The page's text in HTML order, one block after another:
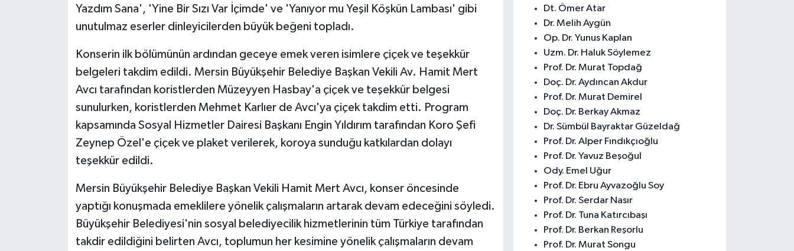
Yazdım Sana', 'Yine Bir Sızı Var İçimde' ve 'Yanıyor mu Yeşil Köşkün Lambası' gibi
unutulmaz eserler dinleyicilerden büyük beğeni topladı.
Konserin ilk bölümünün ardından geceye emek veren isimlere çiçek ve teşekkür
belgeleri takdim edildi. Mersin Büyükşehir Belediye Başkan Vekili Av. Hamit Mert
Avcı tarafından koristlerden Müzeyyen Hasbay'a çiçek ve teşekkür belgesi
sunulurken, koristlerden Mehmet Karlıer de Avcı'ya çiçek takdim etti. Program
kapsamında Sosyal Hizmetler Dairesi Başkanı Engin Yıldırım tarafından Koro Şefi
Zeynep Özel'e çiçek ve plaket verilerek, koroya sunduğu katkılardan dolayı
teşekkür edildi.
Mersin Büyükşehir Belediye Başkan Vekili Hamit Mert Avcı, konser öncesinde
yaptığı konuşmada emeklilere yönelik çalışmaların artarak devam edeceğini söyledi.
Büyükşehir Belediyesi'nin sosyal belediyecilik hizmetlerinin tüm Türkiye tarafından
takdir edildiğini belirten Avcı, toplumun her kesimine yönelik çalışmaların devam
Dt. Ömer Atar
Dr. Melih Aygün
Op. Dr. Yunus Kaplan
Uzm. Dr. Haluk Söylemez
Prof. Dr. Murat Topdağ
Doç. Dr. Aydıncan Akdur
Prof. Dr. Murat Demirel
Doç. Dr. Berkay Akmaz
Dr. Sümbül Bayraktar Güzeldağ
Prof. Dr. Alper Fındıkçıoğlu
Prof. Dr. Yavuz Beşoğul
Ody. Emel Uğur
Prof. Dr. Ebru Ayvazoğlu Soy
Prof. Dr. Serdar Nasır
Prof. Dr. Tuna Katırcıbaşı
Prof. Dr. Berkan Reşorlu
Prof. Dr. Murat Songu